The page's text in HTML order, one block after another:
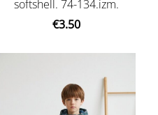
softshell. 74-134.izm.
€3.50